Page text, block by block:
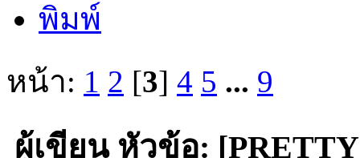
พิมพ์
หน้า: 1 2 [3] 4 5 ... 9
ผู้เขียนหัวข้อ: